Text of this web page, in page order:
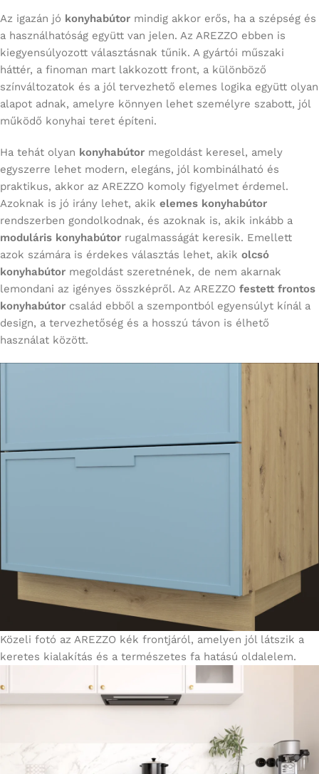
Az igazán jó konyhabútor mindig akkor erős, ha a szépség és
a használhatóság együtt van jelen. Az AREZZO ebben is
kiegyensúlyozott választásnak tűnik. A gyártói műszaki
háttér, a finoman mart lakkozott front, a különböző
színváltozatok és a jól tervezhető elemes logika együtt olyan
alapot adnak, amelyre könnyen lehet személyre szabott, jól
működő konyhai teret építeni.
Ha tehát olyan konyhabútor megoldást keresel, amely
egyszerre lehet modern, elegáns, jól kombinálható és
praktikus, akkor az AREZZO komoly figyelmet érdemel.
Azoknak is jó irány lehet, akik elemes konyhabútor
rendszerben gondolkodnak, és azoknak is, akik inkább a
moduláris konyhabútor rugalmasságát keresik. Emellett
azok számára is érdekes választás lehet, akik olcsó
konyhabútor megoldást szeretnének, de nem akarnak
lemondani az igényes összképről. Az AREZZO festett frontos
konyhabútor család ebből a szempontból egyensúlyt kínál a
design, a tervezhetőség és a hosszú távon is élhető
használat között.
Közeli fotó az AREZZO kék frontjáról, amelyen jól látszik a
keretes kialakítás és a természetes fa hatású oldalelem.